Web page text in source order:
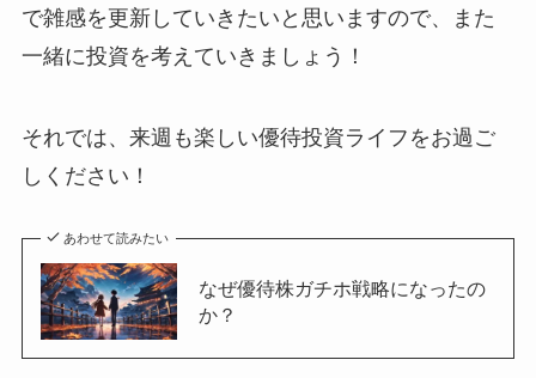
で雑感を更新していきたいと思いますので、また
一緒に投資を考えていきましょう！
それでは、来週も楽しい優待投資ライフをお過ご
しください！
あわせて読みたい
なぜ優待株ガチホ戦略になったの
か？